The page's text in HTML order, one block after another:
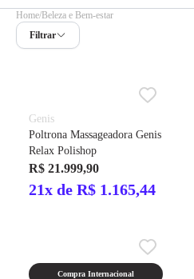
Home Beleza e Bem-estar
Filtrar
Genis
Poltrona Massageadora Genis
Relax Polishop
R$ 21.999,90
21x de R$ 1.165,44
Compra Internacional